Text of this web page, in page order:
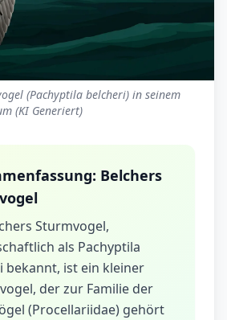
(Pachyptila belcheri) in seinem
(KI Generiert)
Belchers
Sturmvogel,
als Pachyptila
bekannt, ist ein kleiner
der zur Familie der
(Procellariidae) gehört